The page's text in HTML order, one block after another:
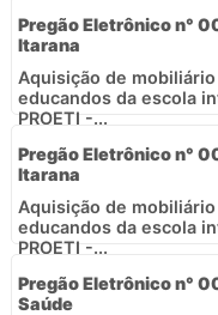
Pregão Eletrônico n°
Itarana
Aquisição de
educandos da escola
PROETI -...
Pregão Eletrônico n°
Itarana
Aquisição de
educandos da escola
PROETI -...
Pregão Eletrônico n°
Saúde